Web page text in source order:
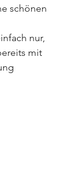
schönen
nur,
mit